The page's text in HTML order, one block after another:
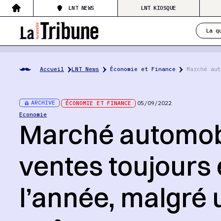
LNT NEWS LNT KIOSQUE
La
Accueil LNT News Économie et Finance Marché
ARCHIVE ÉCONOMIE ET FINANCE
05/09/2022
Economie
Marché
ventes toujours
l’année, malgré